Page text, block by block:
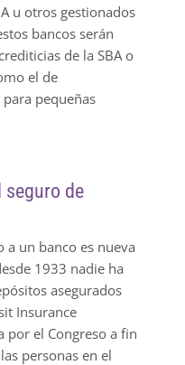
u otros gestionados
bancos serán
de la SBA o
el de
pequeñas
seguro de
a un banco es nueva
1933 nadie ha
asegurados
Insurance
por el Congreso a fin
personas en el